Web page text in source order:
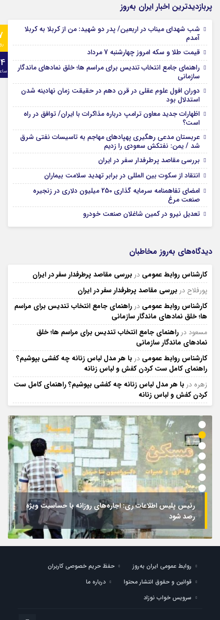
پربازدیدترین اخبار ایران به‌روز
شب شهدای میناب در اربعین/ پدر دو شهید: من از کربلا به کربلا
آمدم
قیمت طلا و سکه امروز چهارشنبه 7 مرداد
راهنمای جامع انتخاب تندیس برای مراسم ها؛ خلق نمادهای ماندگار
سازمانی
دوران افول علوم عقلی در قرن دهم در حقیقت زمان نهادینه شدن
استدلال بود
اظهارات جدید معاون ترامپ درباره مذاکرات با ایران/ توافق در راه
است؟
عربستان مدعی رهگیری پهپادهای مهاجم به تاسیسات نفتی شرق
شد / یمن: نفتکش سعودی را زدیم
بررسی مقاصد پرطرفدار سفر در ایران
انتقاد از سکوت بین المللی در برابر تهدید سلامت بیماران
امضای تفاهمنامه سرمایه گذاری 250 میلیون دلاری در زنجیره
صنعت مرغ
تعدیل نیرو در کمین شاغلان صنعت خودرو
دیدگاه‌های به‌روز مخاطبان
کارشناس روابط عمومی در بررسی مقاصد پرطرفدار سفر در ایران
پورفلاح در بررسی مقاصد پرطرفدار سفر در ایران
کارشناس روابط عمومی در راهنمای جامع انتخاب تندیس برای مراسم
ها؛ خلق نمادهای ماندگار سازمانی
مسعود در راهنمای جامع انتخاب تندیس برای مراسم ها؛ خلق
نمادهای ماندگار سازمانی
کارشناس روابط عمومی در با هر مدل لباس زنانه چه کفشی بپوشیم؟
راهنمای کامل ست کردن کفش و لباس زنانه
زهره در با هر مدل لباس زنانه چه کفشی بپوشیم؟ راهنمای کامل ست
کردن کفش و لباس زنانه
رئیس پلیس اطلاعات ری: اجاره‌های روزانه با حساسیت ویژه
رصد شود
روابط عمومی ایران به‌روز
حفظ حریم خصوصی کاربران
قوانین و حقوق انتشار محتوا
درباره ما
سرویس خواب نوزاد